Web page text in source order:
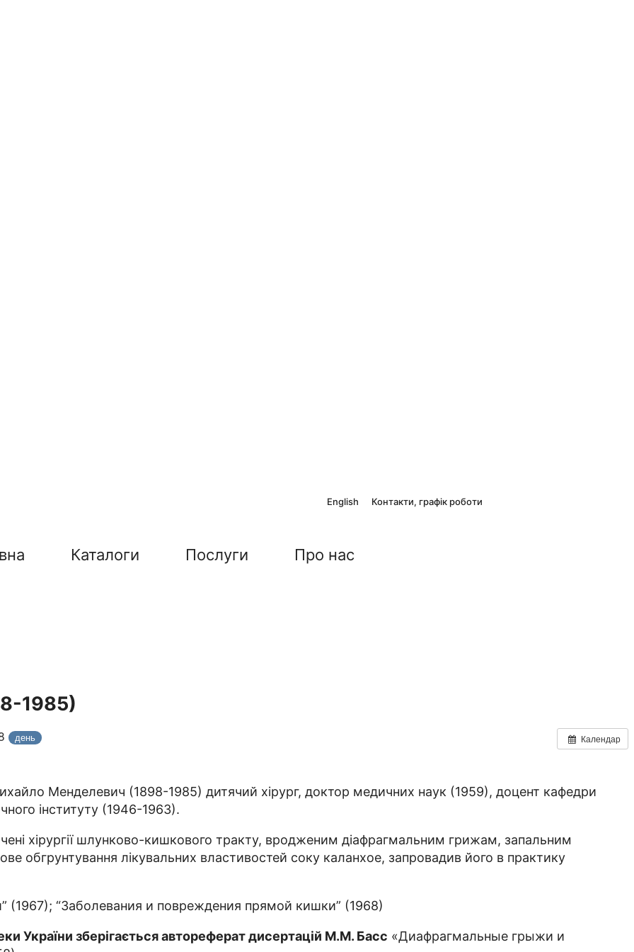
English Контакти, графік роботи
Каталоги Послуги Про нас
1985)
Календар
день
Менделевич (1898-1985) дитячий хірург, доктор медичних наук (1959), доцент кафедри
інституту (1946-1963).
хірургії шлунково-кишкового тракту, вродженим діафрагмальним грижам, запальним
обгрунтування лікувальних властивостей соку каланхое, запровадив його в практику
(1967); “Заболевания и повреждения прямой кишки” (1968)
України зберігається автореферат дисертацій М.М. Басс «Диафрагмальные грыжи и